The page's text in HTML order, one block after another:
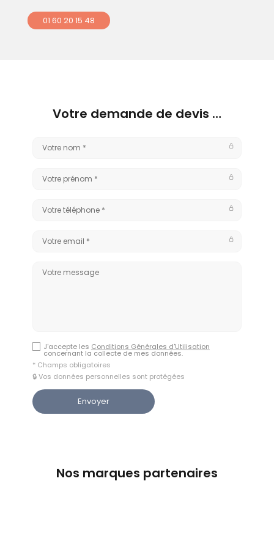
01 60 20 15 48
Votre demande de devis …
J'accepte les Conditions Générales d'Utilisation
concernant la collecte de mes données.
* Champs obligatoires
🔒 Vos données personnelles sont protégées
Nos marques partenaires